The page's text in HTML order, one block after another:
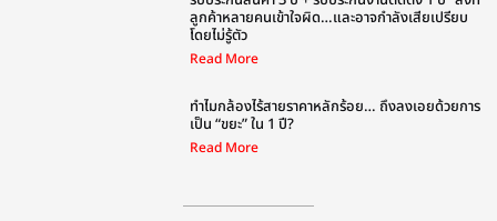
ลูกค้าหลายคนเข้าใจผิด…และอาจกำลังเสียเปรียบ
โดยไม่รู้ตัว
Read More
ทำไมกล้องไร้สายราคาหลักร้อย… ถึงลงเอยด้วยการ
เป็น “ขยะ” ใน 1 ปี?
Read More